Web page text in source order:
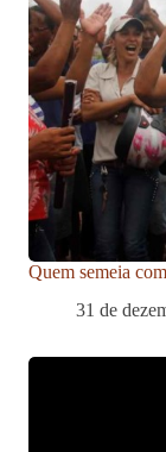
Quem semeia
31 de